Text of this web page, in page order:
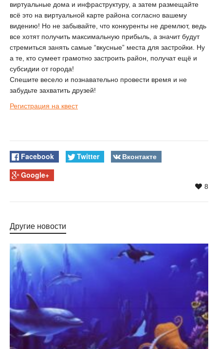
виртуальные дома и инфраструктуру, а затем размещайте
всё это на виртуальной карте района согласно вашему
видению! Но не забывайте, что конкуренты не дремлют, ведь
все хотят получить максимальную прибыль, а значит будут
стремиться занять самые “вкусные” места для застройки. Ну
а те, кто сумеет грамотно застроить район, получат ещё и
субсидии от города!
Спешите весело и познавательно провести время и не
забудьте захватить друзей!
Регистрация на квест
Facebook Twitter
Вконтакте
Google+
8
Другие новости